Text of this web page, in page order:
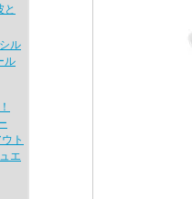
と
ル
ル
ト
エ